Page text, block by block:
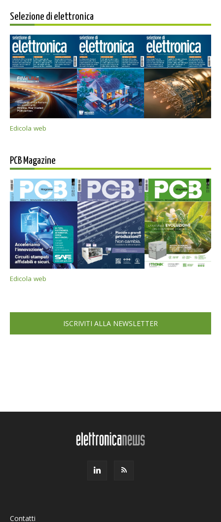
Selezione di elettronica
Edicola web
PCB Magazine
Edicola web
ISCRIVITI ALLA NEWSLETTER
Contatti